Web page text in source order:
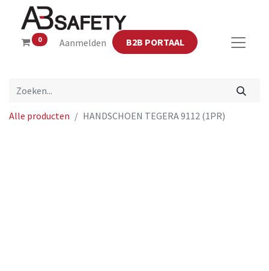
0 Aanmelden B2B PORTAAL
Alle producten HANDSCHOEN TEGERA 9112 (1PR)